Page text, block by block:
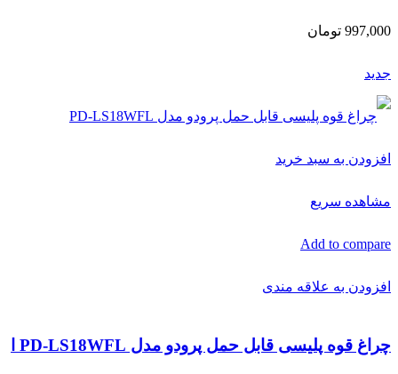
997,000 تومان
جدید
افزودن به سبد خرید
مشاهده سریع
Add to compare
افزودن به علاقه مندی